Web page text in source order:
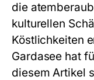
die
kulturellen
Köstlichkeiten
Gardasee hat
diesem Artikel